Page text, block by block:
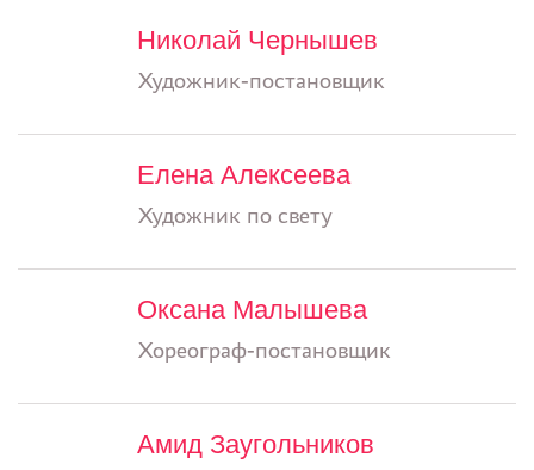
Николай Чернышев
Художник-постановщик
Елена Алексеева
Художник по свету
Оксана Малышева
Хореограф-постановщик
Амид Заугольников